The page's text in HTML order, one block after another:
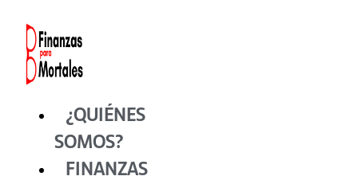
contenido
¿QUIÉNES
SOMOS?
FINANZAS